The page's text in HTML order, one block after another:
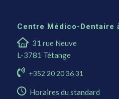
Centre Médico-Dentaire
31 rue Neuve
L-3781 Tétange
+352 20 20 36 31
Horaires du standard